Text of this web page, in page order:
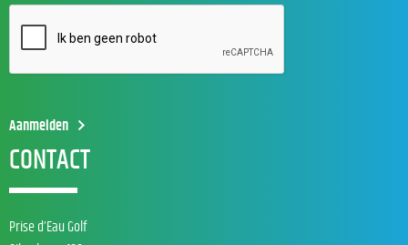
CONTACT
Prise d’Eau Golf